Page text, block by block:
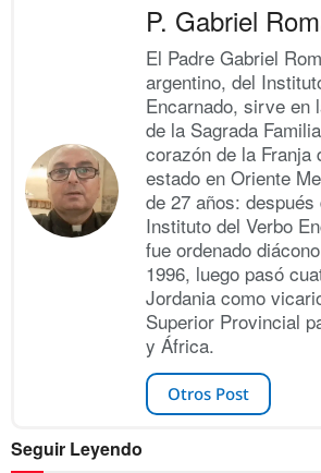
P. Gabriel
El Padre Gabriel
argentino, del
Encarnado, sirve en
de la Sagrada
corazón de la Franja
estado en Oriente
de 27 años:
Instituto del Verbo
fue ordenado
1996, luego pasó
Jordania como
Superior Provincial
y África.
Otros Post
Seguir Leyendo